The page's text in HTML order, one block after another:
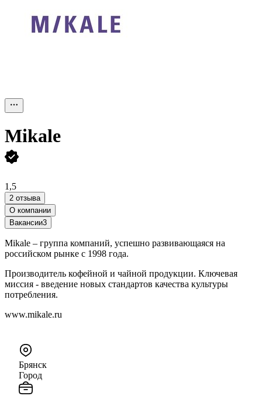
Mikale
1,5
2 отзыва
О компании
Вакансии3
Mikale – группа компаний, успешно развивающаяся на
российском рынке с 1998 года.
Производитель кофейной и чайной продукции. Ключевая
миссия - введение новых стандартов качества культуры
потребления.
www.mikale.ru
Брянск
Город